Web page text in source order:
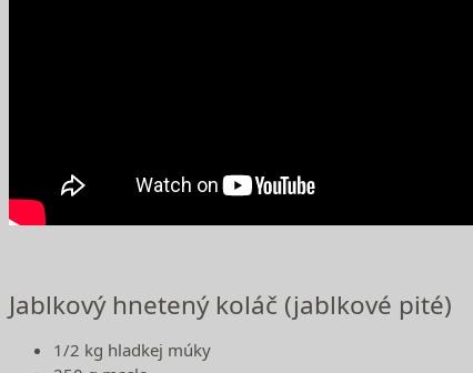
Jablkový hnetený koláč (jablkové pité)
1/2 kg hladkej múky